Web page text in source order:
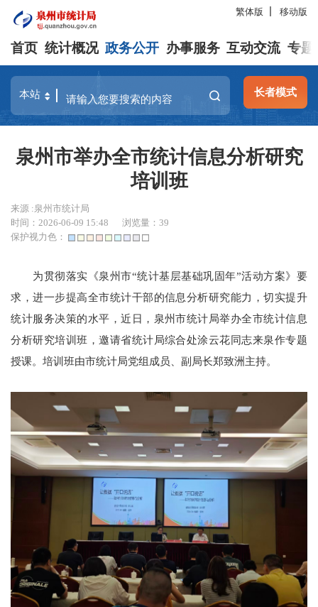
繁体版 移动版
首页 统计概况 政务公开 办事服务 互动交流 专题
长者模式
泉州市举办全市统计信息分析研究
培训班
来源 :泉州市统计局
时间：2026-06-09 15:48
浏览量：39
保护视力色：
为贯彻落实《泉州市“统计基层基础巩固年”活动方案》要
求，进一步提高全市统计干部的信息分析研究能力，切实提升
统计服务决策的水平，近日，泉州市统计局举办全市统计信息
分析研究培训班，邀请省统计局综合处涂云花同志来泉作专题
授课。培训班由市统计局党组成员、副局长郑致洲主持。